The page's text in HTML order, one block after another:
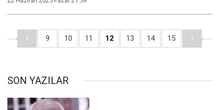
9 10 11 12 13 14 15
SON YAZILAR